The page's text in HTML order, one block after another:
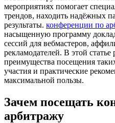
мероприятиях помогает
трендов, находить надёжных
результаты. конференции по
насыщенную программу
сессий для вебмастеров,
рекламодателей. В этой
преимущества посещения
участия и практические
максимальной пользы.
Зачем посещать
арбитражу